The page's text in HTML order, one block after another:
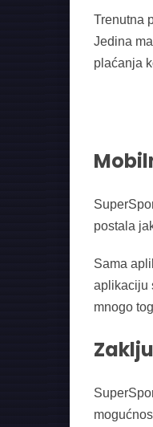
Trenutna
Jedina
plaćanja
postala
Sama
aplikaciju
mnogo